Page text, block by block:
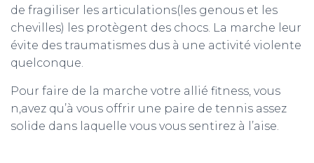
de fragiliser les articulations(les genous et les
chevilles) les protègent des chocs. La marche leur
évite des traumatismes dus à une activité violente
quelconque.
Pour faire de la marche votre allié fitness, vous
n,avez qu’à vous offrir une paire de tennis assez
solide dans laquelle vous vous sentirez à l’aise.